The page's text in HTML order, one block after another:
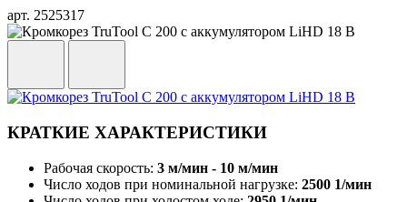
арт. 2525317
КРАТКИЕ ХАРАКТЕРИСТИКИ
Рабочая скорость: 3 м/мин - 10 м/мин
Число ходов при номинальной нагрузке: 2500 1/мин